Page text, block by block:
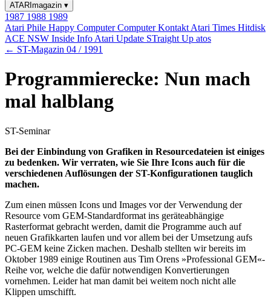
ATARImagazin ▾
1987 1988 1989
Atari Phile Happy ComputerComputer Kontakt Atari Times Hitdisk
ACE NSW Inside Info Atari Update STraight Up atos
← ST-Magazin 04 / 1991
Programmierecke: Nun mach
mal halblang
ST-Seminar
Bei der Einbindung von Grafiken in Resourcedateien ist einiges
zu bedenken. Wir verraten, wie Sie Ihre Icons auch für die
verschiedenen Auflösungen der ST-Konfigurationen tauglich
machen.
Zum einen müssen Icons und Images vor der Verwendung der
Resource vom GEM-Standardformat ins geräteabhängige
Rasterformat gebracht werden, damit die Programme auch auf
neuen Grafikkarten laufen und vor allem bei der Umsetzung aufs
PC-GEM keine Zicken machen. Deshalb stellten wir bereits im
Oktober 1989 einige Routinen aus Tim Orens »Professional GEM«-
Reihe vor, welche die dafür notwendigen Konvertierungen
vornehmen. Leider hat man damit bei weitem noch nicht alle
Klippen umschifft.